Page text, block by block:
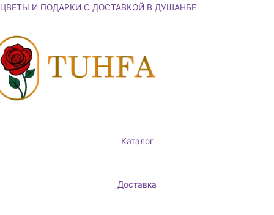
Перейти
содержимому
ЦВЕТЫ И ПОДАРКИ С ДОСТАВКОЙ В ДУШАНБЕ
Каталог
Доставка